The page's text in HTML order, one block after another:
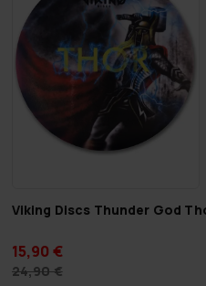
Viking Discs Thunder God
15,90 €
24,90 €